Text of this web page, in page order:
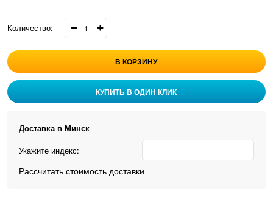
Количество:
В КОРЗИНУ
КУПИТЬ В ОДИН КЛИК
Доставка в Минск
Укажите индекс:
Рассчитать стоимость доставки